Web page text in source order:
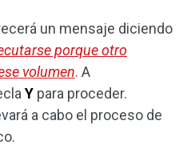
un mensaje diciendo
porque otro
volumen. A
Y para proceder.
a cabo el proceso de